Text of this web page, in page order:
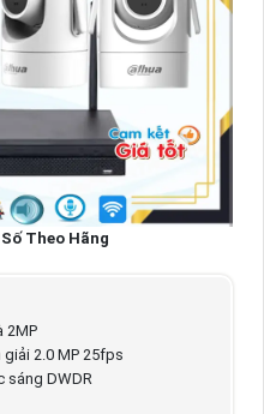
Theo Hãng
2MP
giải 2.0 MP 25fps
sáng DWDR